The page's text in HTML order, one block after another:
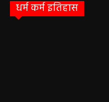
धर्म कर्म इतिहास